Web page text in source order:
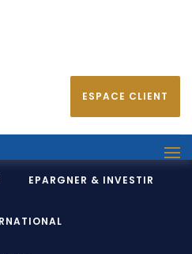
ESPACE CLIENT
EPARGNER & INVESTIR